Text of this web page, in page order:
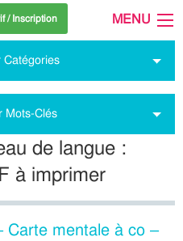
/ Inscription MENU
Catégories
Mots-Clés
de langue :
à imprimer
Carte mentale à co –